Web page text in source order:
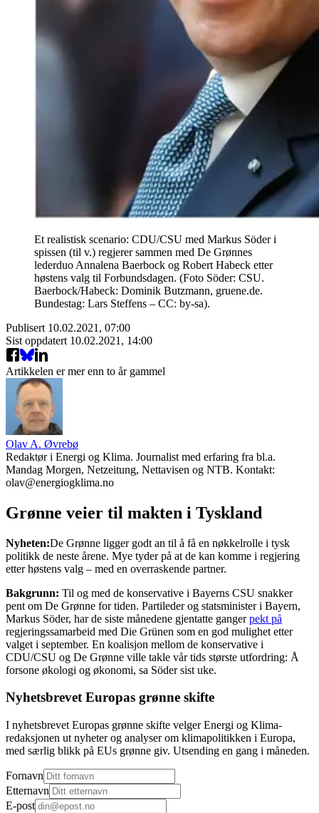
Et realistisk scenario: CDU/CSU med Markus Söder i
spissen (til v.) regjerer sammen med De Grønnes
lederduo Annalena Baerbock og Robert Habeck etter
høstens valg til Forbundsdagen. (Foto Söder: CSU.
Baerbock/Habeck: Dominik Butzmann, gruene.de.
Bundestag: Lars Steffens – CC: by-sa).
Publisert 10.02.2021, 07:00
Sist oppdatert 10.02.2021, 14:00
Artikkelen er mer enn to år gammel
Olav A. Øvrebø
Redaktør i Energi og Klima. Journalist med erfaring fra bl.a.
Mandag Morgen, Netzeitung, Nettavisen og NTB. Kontakt:
olav@energiogklima.no
Grønne veier til makten i Tyskland
Nyheten:De Grønne ligger godt an til å få en nøkkelrolle i tysk
politikk de neste årene. Mye tyder på at de kan komme i regjering
etter høstens valg – med en overraskende partner.
Bakgrunn: Til og med de konservative i Bayerns CSU snakker
pent om De Grønne for tiden. Partileder og statsminister i Bayern,
Markus Söder, har de siste månedene gjentatte gangerpekt på
regjeringssamarbeid med Die Grünen som en god mulighet etter
valget i september. En koalisjon mellom de konservative i
CDU/CSU og De Grønne ville takle vår tids største utfordring: Å
forsone økologi og økonomi, sa Söder sist uke.
Nyhetsbrevet Europas grønne skifte
I nyhetsbrevet Europas grønne skifte velger Energi og Klima-
redaksjonen ut nyheter og analyser om klimapolitikken i Europa,
med særlig blikk på EUs grønne giv. Utsending en gang i måneden.
Fornavn
Etternavn
E-post